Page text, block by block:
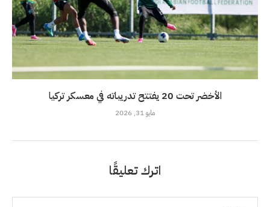
الأخضر تحت 20 يفتتح تدريباته في معسكر تركيا
مايو 31, 2026
اترك تعليقًا